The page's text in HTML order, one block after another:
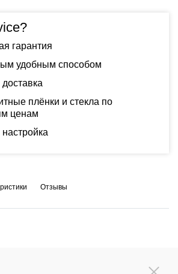
гарантия
удобным способом
плёнки и стекла по
ценам
Отзывы